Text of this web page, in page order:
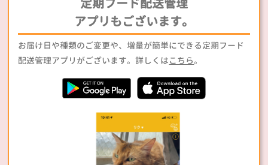
アプリもございます。
お届け日や種類のご変更や、増量が簡単にできる定期フード
配送管理アプリがございます。詳しくはこちら。